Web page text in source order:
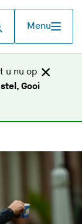
Menu
u nu op
Gooi